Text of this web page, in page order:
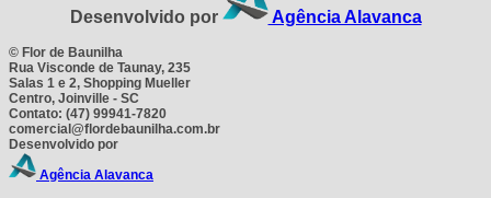
Desenvolvido por Agência Alavanca
© Flor de Baunilha
Rua Visconde de Taunay, 235
Salas 1 e 2, Shopping Mueller
Centro, Joinville - SC
Contato: (47) 99941-7820
comercial@flordebaunilha.com.br
Desenvolvido por
Agência Alavanca